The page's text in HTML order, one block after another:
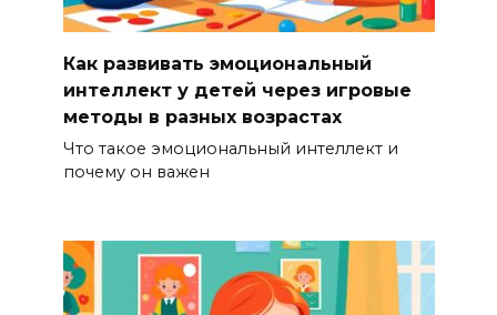
Как развивать эмоциональный
интеллект у детей через игровые
методы в разных возрастах
Что такое эмоциональный интеллект и
почему он важен